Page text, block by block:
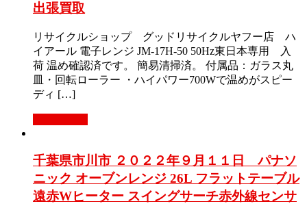
出張買取
リサイクルショップ グッドリサイクルヤフー店 ハ
イアール 電子レンジ JM-17H-50 50Hz東日本専用 入
荷 温め確認済です。 簡易清掃済。 付属品：ガラス丸
皿・回転ローラー ・ハイパワー700Wで温めがスピー
ディ […]
千葉県市川市 ２０２２年９月１１日 パナソ
ニック オーブンレンジ 26L フラットテーブル
遠赤Wヒーター スイングサーチ赤外線センサ